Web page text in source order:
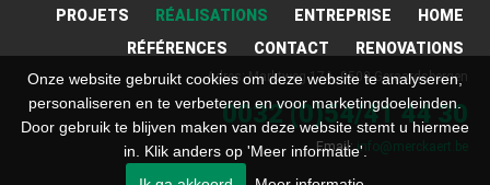
Onze website gebruikt cookies om deze website te analyseren,
personaliseren en te verbeteren en voor marketingdoeleinden.
Door gebruik te blijven maken van deze website stemt u hiermee
in. Klik anders op 'Meer informatie'.
HOME
ENTREPRISE
RÉALISATIONS
PROJETS
RENOVATIONS
CONTACT
RÉFÉRENCES
Adres: Marktweg 17A, 9500 Geraardsbergen
0032 (0)54/41 44 30
Email:info@merckaert.be